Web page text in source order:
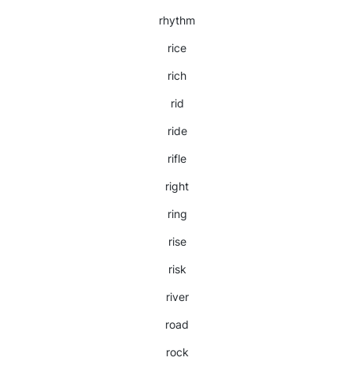
rhythm
rice
rich
rid
ride
rifle
right
ring
rise
risk
river
road
rock